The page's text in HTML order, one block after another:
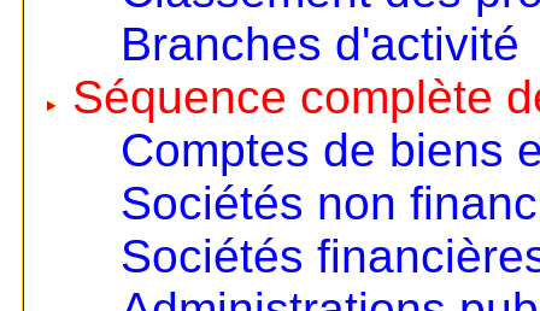
Branches d'activité
Séquence complète
Comptes de biens
Sociétés non
Sociétés